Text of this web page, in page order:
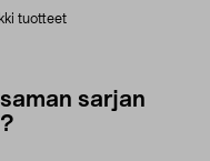
tuotteet
sarjan